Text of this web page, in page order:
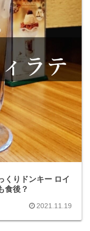
くりドンキー ロイ
食後？
2021.11.19